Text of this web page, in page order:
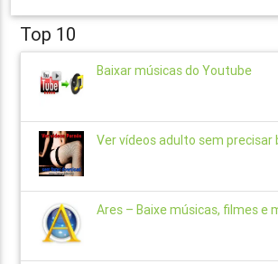
Top 10
Baixar músicas do Youtube
Ver vídeos adulto sem precisar
Ares – Baixe músicas, filmes e